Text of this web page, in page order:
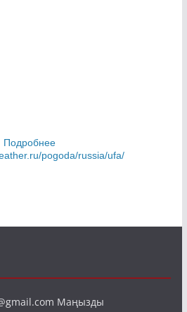
Подробнее
pogoda/russia/ufa/
Маңызды